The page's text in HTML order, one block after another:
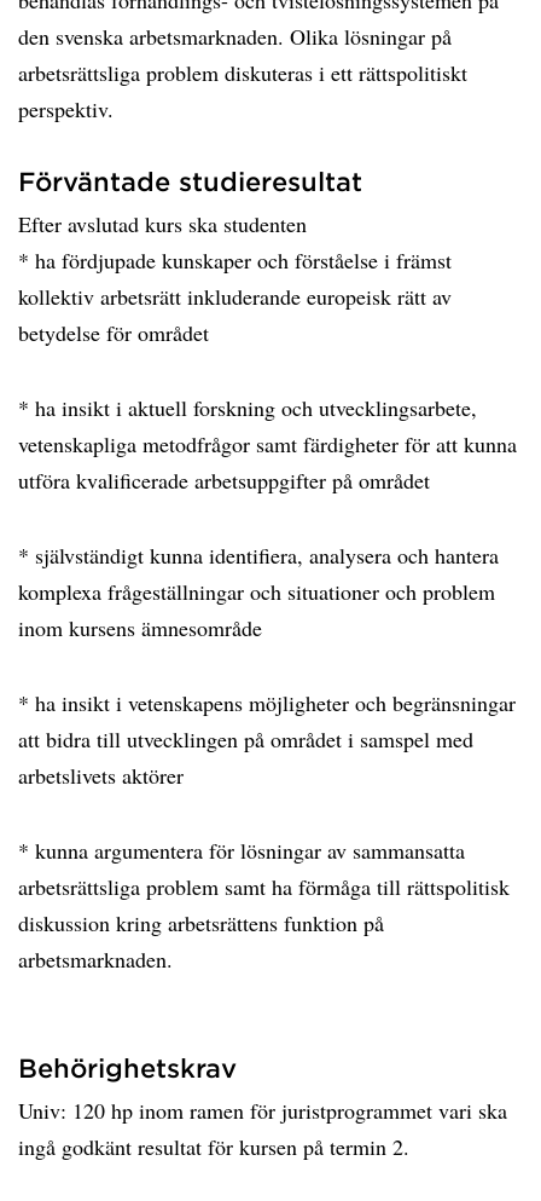
den svenska arbetsmarknaden. Olika lösningar på
arbetsrättsliga problem diskuteras i ett rättspolitiskt
perspektiv.
Förväntade studieresultat
Efter avslutad kurs ska studenten
* ha fördjupade kunskaper och förståelse i främst
kollektiv arbetsrätt inkluderande europeisk rätt av
betydelse för området
* ha insikt i aktuell forskning och utvecklingsarbete,
vetenskapliga metodfrågor samt färdigheter för att kunna
utföra kvalificerade arbetsuppgifter på området
* självständigt kunna identifiera, analysera och hantera
komplexa frågeställningar och situationer och problem
inom kursens ämnesområde
* ha insikt i vetenskapens möjligheter och begränsningar
att bidra till utvecklingen på området i samspel med
arbetslivets aktörer
* kunna argumentera för lösningar av sammansatta
arbetsrättsliga problem samt ha förmåga till rättspolitisk
diskussion kring arbetsrättens funktion på
arbetsmarknaden.
Behörighetskrav
Univ: 120 hp inom ramen för juristprogrammet vari ska
ingå godkänt resultat för kursen på termin 2.